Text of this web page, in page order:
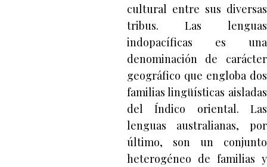
cultural entre sus diversas
tribus. Las lenguas
indopacíficas es una
denominación de carácter
geográfico que engloba dos
familias lingüísticas aisladas
del Índico oriental. Las
lenguas australianas, por
último, son un conjunto
heterogéneo de familias y